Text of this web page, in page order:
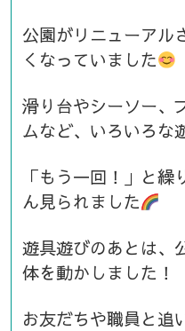
公園がリニューアル
くなっていました
滑り台やシーソー、
ムなど、いろいろな
「もう一回！」と
ん見られました
遊具遊びのあとは、
体を動かしました！
お友だちや職員と追